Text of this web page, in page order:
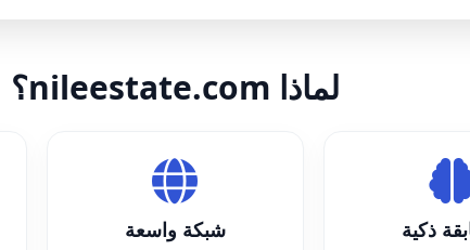
لماذا nileestate.com؟
ذكية شبكة واسعة